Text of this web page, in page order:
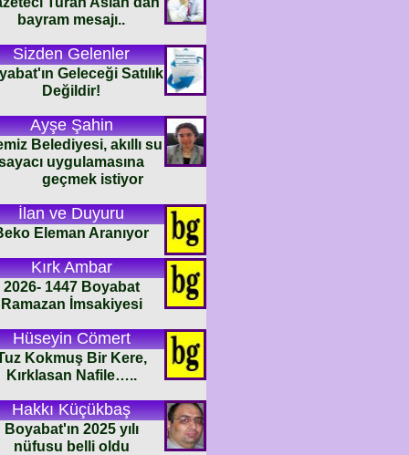
bayram mesajı..
Sizden Gelenler
Geleceği Satılık
Değildir!
Ayşe Şahin
Belediyesi, akıllı su
uygulamasına
geçmek istiyor
İlan ve Duyuru
Eleman Aranıyor
Kırk Ambar
2026- 1447 Boyabat
Ramazan İmsakiyesi
Hüseyin Cömert
Kokmuş Bir Kere,
Kırklasan Nafile…..
Hakkı Küçükbaş
Boyabat'ın 2025 yılı
nüfusu belli oldu